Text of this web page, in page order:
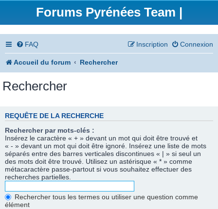
Forums Pyrénées Team |
FAQ Connexion
Inscription
Accueil du forum Rechercher
Rechercher
REQUÊTE DE LA RECHERCHE
Rechercher par mots-clés :
Insérez le caractère « + » devant un mot qui doit être trouvé et
« - » devant un mot qui doit être ignoré. Insérez une liste de mots
séparés entre des barres verticales discontinues « | » si seul un
des mots doit être trouvé. Utilisez un astérisque « * » comme
métacaractère passe-partout si vous souhaitez effectuer des
recherches partielles.
Rechercher tous les termes ou utiliser une question comme
élément